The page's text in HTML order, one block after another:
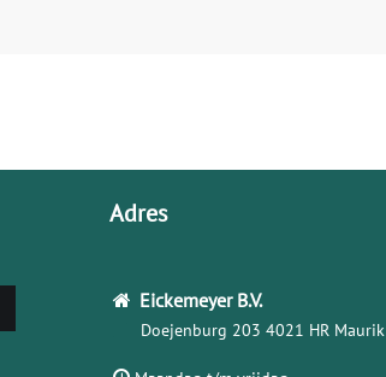
Adres
Eickemeyer B.V.
Doejenburg 203 4021 HR Maurik